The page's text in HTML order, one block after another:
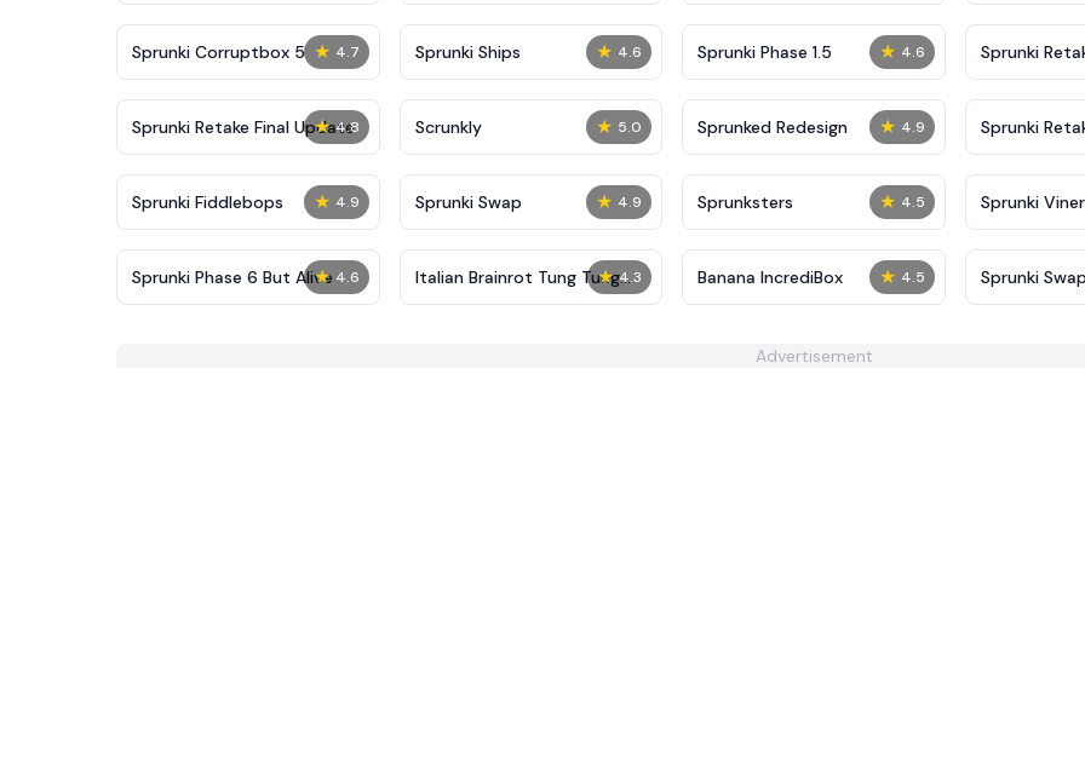
★ 4.7
Sprunki Corruptbox 5 ★ 4.6
Sprunki Ships ★ 4.6
Sprunki Phase 1.5 Sprunki
★ 4.8
Sprunki Retake Final Update ★ 5.0
Scrunkly ★ 4.9
Sprunked Redesign Sprunki
★ 4.9
Sprunki Fiddlebops ★ 4.9
Sprunki Swap ★ 4.5
Sprunksters Sprunki
★ 4.6
Sprunki Phase 6 But Alive ★ 4.3
Italian Brainrot Tung Tung
Mini Race
★ 4.5
Banana IncrediBox Sprunki
Advertisement